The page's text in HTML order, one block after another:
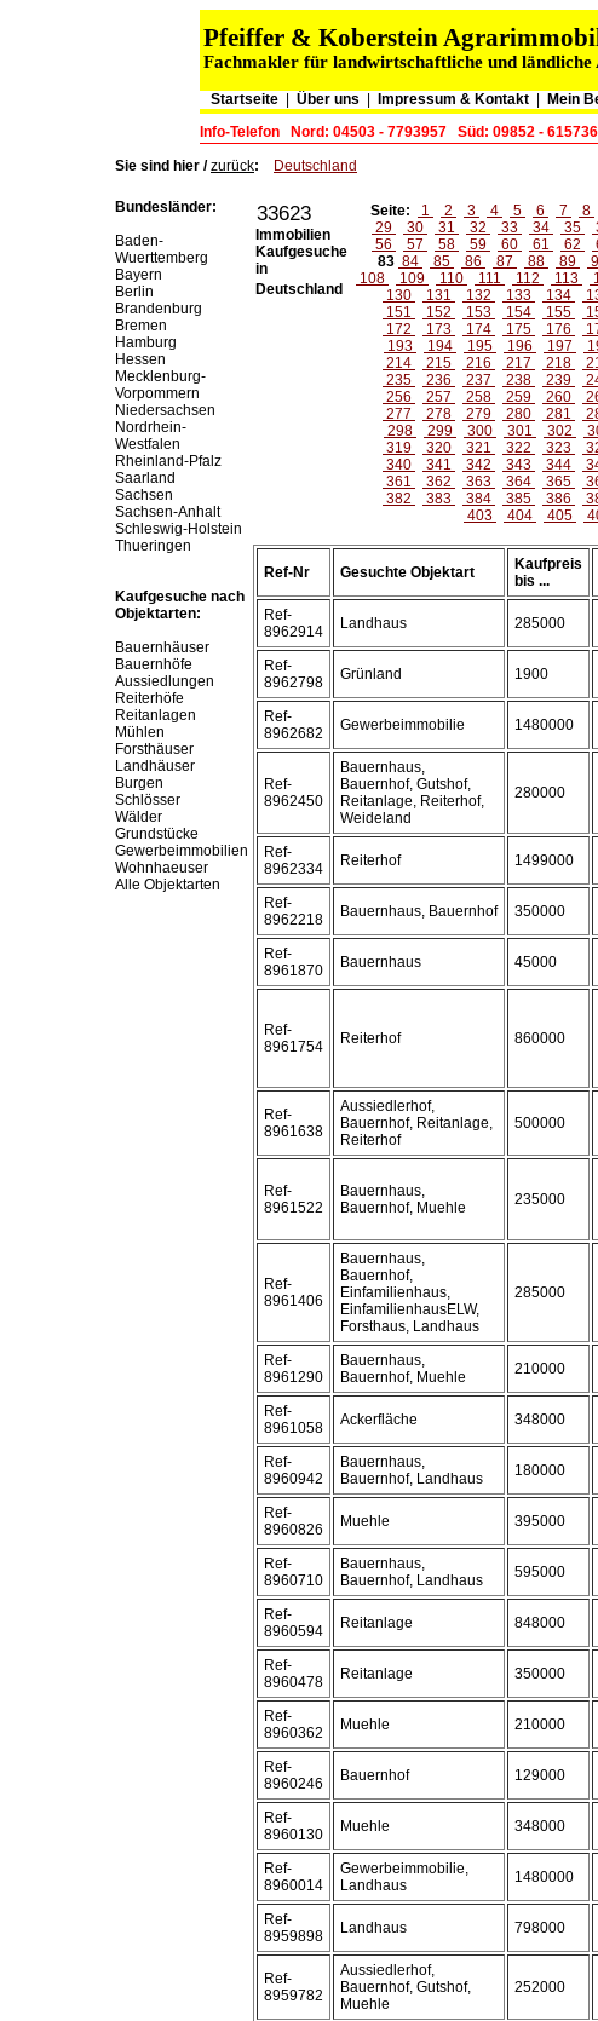
Pfeiffer & Koberstein
Fachmakler für landwirtschaftliche und ländliche
Startseite| Über uns Impressum & Kontakt| Mein
Info-Telefon
Nord: 04503 - 7793957 Süd: 09852 -
Sie sind hier /zurück: Deutschland
Bundesländer:
Baden-
Wuerttemberg
Bayern
Berlin
Brandenburg
Bremen
Hamburg
Hessen
Mecklenburg-
Vorpommern
Niedersachsen
Nordrhein-
Westfalen
Rheinland-Pfalz
Saarland
Sachsen
Sachsen-Anhalt
Schleswig-Holstein
Thueringen
Kaufgesuche nach
Objektarten:
Bauernhäuser
Bauernhöfe
Aussiedlungen
Reiterhöfe
Reitanlagen
Mühlen
Forsthäuser
Landhäuser
Burgen
Schlösser
Wälder
Grundstücke
Gewerbeimmobilien
Wohnhaeuser
Alle Objektarten
33623
Immobilien
Kaufgesuche
in
Deutschland
Seite: 1 2 3 4 5 6 7 8
29
30 31 32 33 34 35
56
57 58 59 60 61 62
83 84 85 86 87 88 89
108
109 110 111 112 113
130
131 132 133 134
151
152 153 154 155
172
173 174 175 176
193
194 195 196 197
214
215 216 217 218
235
236 237 238 239
256
257 258 259 260
277
278 279 280 281
298
299 300 301 302
319
320 321 322 323
340
341 342 343 344
361
362 363 364 365
382
383 384 385 386
403
404 405
Ref-Nr Gesuchte Objektart
Kaufpreis
bis ...
Ref-
8962914
Landhaus 285000
Ref-
8962798
Grünland 1900
Ref-
8962682
Gewerbeimmobilie 1480000
Ref-
8962450
Bauernhaus,
Bauernhof, Gutshof,
Reitanlage, Reiterhof,
Weideland
280000
Ref-
8962334
Reiterhof 1499000
Ref-
8962218
Bauernhaus, Bauernhof 350000
Ref-
8961870
Bauernhaus 45000
Ref-
8961754
Reiterhof 860000
Ref-
8961638
Aussiedlerhof,
Bauernhof, Reitanlage,
Reiterhof
500000
Ref-
8961522
Bauernhaus,
Bauernhof, Muehle
235000
Ref-
8961406
Bauernhaus,
Bauernhof,
Einfamilienhaus,
EinfamilienhausELW,
Forsthaus, Landhaus
285000
Ref-
8961290
Bauernhaus,
Bauernhof, Muehle
210000
Ref-
8961058
Ackerfläche 348000
Ref-
8960942
Bauernhaus,
Bauernhof, Landhaus
180000
Ref-
8960826
Muehle 395000
Ref-
8960710
Bauernhaus,
Bauernhof, Landhaus
595000
Ref-
8960594
Reitanlage 848000
Ref-
8960478
Reitanlage 350000
Ref-
8960362
Muehle 210000
Ref-
8960246
Bauernhof 129000
Ref-
8960130
Muehle 348000
Ref-
8960014
Gewerbeimmobilie,
Landhaus
1480000
Ref-
8959898
Landhaus 798000
Ref-
8959782
Aussiedlerhof,
Bauernhof, Gutshof,
Muehle
252000